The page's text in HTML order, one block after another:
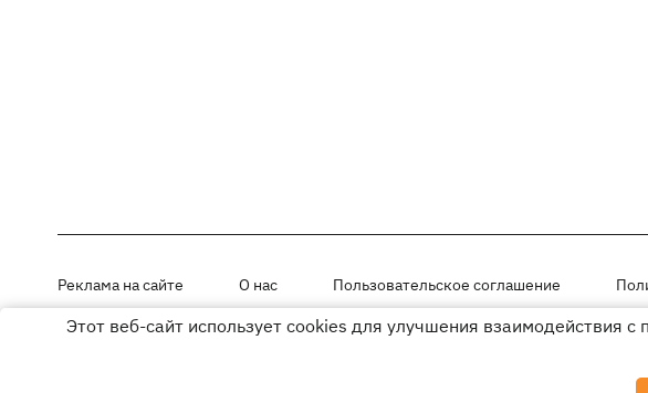
Реклама на сайте О нас Пользовательское соглашение
Материалы под рубриками «Новости компании», «PR» и «Факт» размещены на правах
Этот веб-сайт использует cookies для улучшения взаимодействия